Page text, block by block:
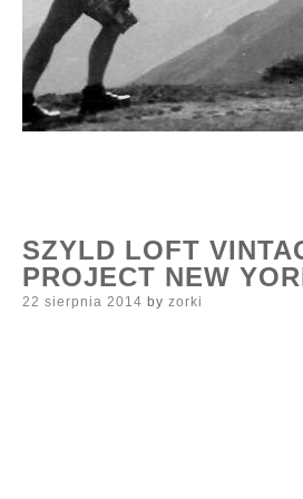
SZYLD LOFT
PROJECT NEW
Posted
22 sierpnia 2014 by zorki